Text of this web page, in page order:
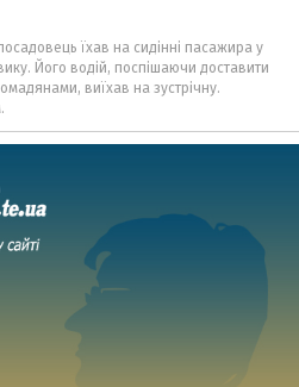
їхав на сидінні пасажира у
Його водій, поспішаючи доставити
виїхав на зустрічну.